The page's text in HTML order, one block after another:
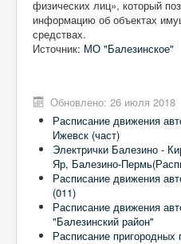
физических лиц», который
информацию об объектах
средствах.
Источник: МО "Балезинское"
Обновлено: 26 июля 2018
Расписание движения
Ижевск (част)
Электрички Балезино -
Яр, Балезино-
Расписание движения
(011)
Расписание движения
"Балезинский район"
Расписание пригородных